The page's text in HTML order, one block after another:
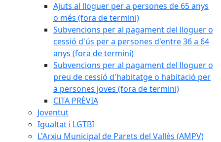
Ajuts al lloguer per a persones de 65 anys
o més (fora de termini)
Subvencions per al pagament del lloguer o
cessió d'ús per a persones d'entre 36 a 64
anys (fora de termini)
Subvencions per al pagament del lloguer o
preu de cessió d'habitatge o habitació per
a persones joves (fora de termini)
CITA PRÈVIA
Joventut
Igualtat i LGTBI
L'Arxiu Municipal de Parets del Vallès (AMPV)